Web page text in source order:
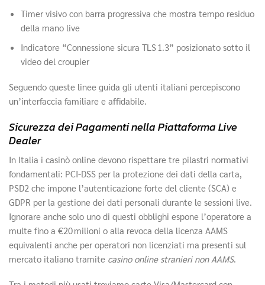
Timer visivo con barra progressiva che mostra tempo residuo
della mano live
Indicatore “Connessione sicura TLS 1.3” posizionato sotto il
video del croupier
Seguendo queste linee guida gli utenti italiani percepiscono
un’interfaccia familiare e affidabile.
Sicurezza dei Pagamenti nella Piattaforma Live
Dealer
In Italia i casinò online devono rispettare tre pilastri normativi
fondamentali: PCI‑DSS per la protezione dei dati della carta,
PSD2 che impone l’autenticazione forte del cliente (SCA) e
GDPR per la gestione dei dati personali durante le sessioni live.
Ignorare anche solo uno di questi obblighi espone l’operatore a
multe fino a €20 milioni o alla revoca della licenza AAMS
equivalenti anche per operatori non licenziati ma presenti sul
mercato italiano tramite casino online stranieri non AAMS.